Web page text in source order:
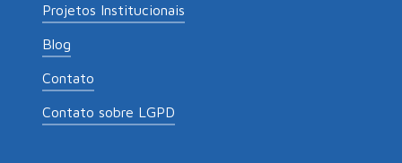
Projetos Institucionais
Blog
Contato
Contato sobre LGPD